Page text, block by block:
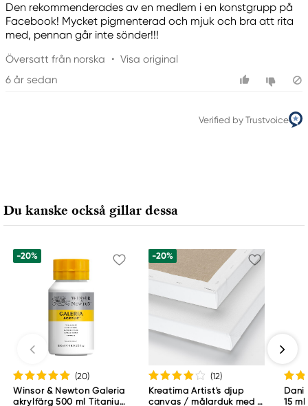
Den rekommenderades av en medlem i en konstgrupp på
Facebook! Mycket pigmenterad och mjuk och bra att rita
med, pennan går inte sönder!!!
Översatt från norska • Visa original
6 år sedan
Verified by Trustvoice
Du kanske också gillar dessa
-20%
(20)
Winsor & Newton Galeria
akrylfärg 500 ml Titanium
-20%
(12)
Kreatima Artist's djup
canvas / målarduk med 4
15